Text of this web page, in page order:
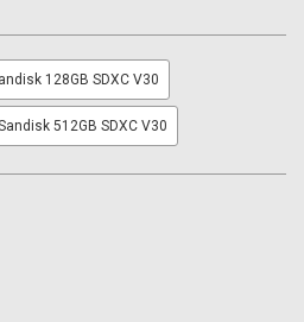
128GB SDXC V30
512GB SDXC V30